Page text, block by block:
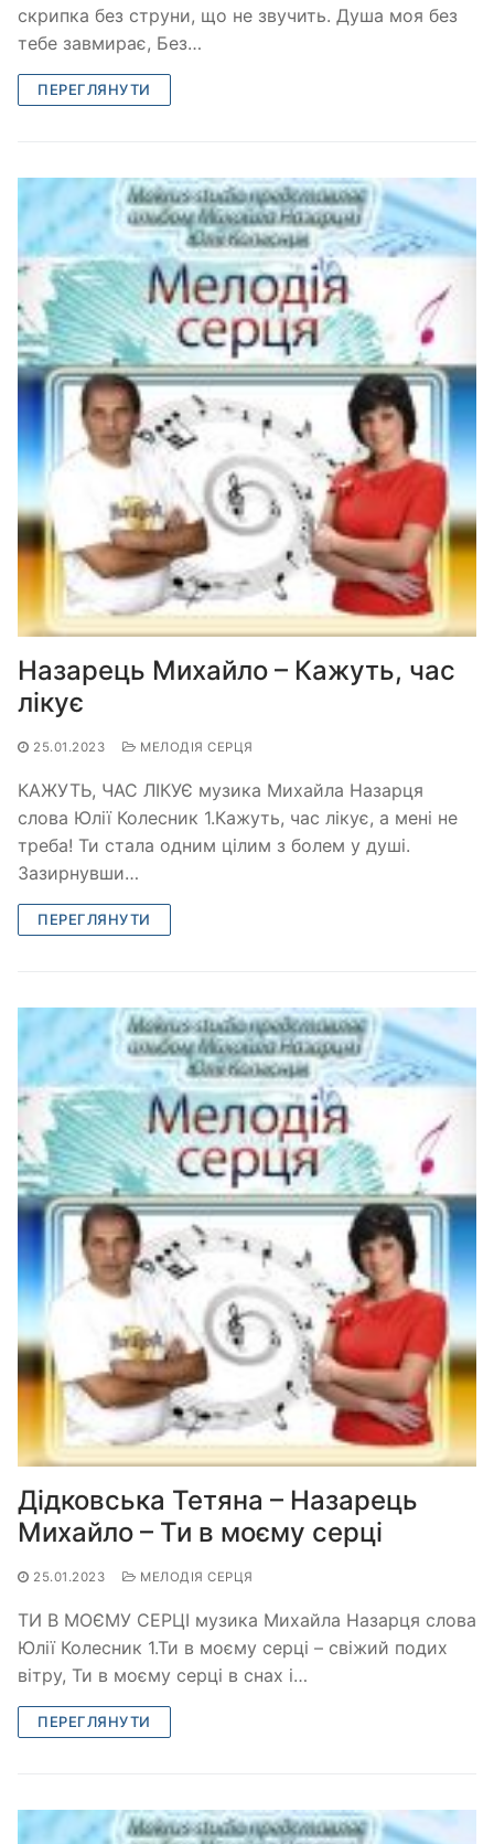
скрипка без струни, що не звучить. Душа моя без
тебе завмирає, Без…
ПЕРЕГЛЯНУТИ
Назарець Михайло – Кажуть, час
лікує
25.01.2023 МЕЛОДІЯ СЕРЦЯ
КАЖУТЬ, ЧАС ЛІКУЄ музика Михайла Назарця
слова Юлії Колесник 1.Кажуть, час лікує, а мені не
треба! Ти стала одним цілим з болем у душі.
Зазирнувши…
ПЕРЕГЛЯНУТИ
Дідковська Тетяна – Назарець
Михайло – Ти в моєму серці
25.01.2023 МЕЛОДІЯ СЕРЦЯ
ТИ В МОЄМУ СЕРЦІ музика Михайла Назарця слова
Юлії Колесник 1.Ти в моєму серці – свіжий подих
вітру, Ти в моєму серці в снах і…
ПЕРЕГЛЯНУТИ